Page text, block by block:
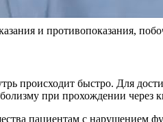
и противопоказания,
происходит быстро. Для
при прохождении через
пациентам с нарушением